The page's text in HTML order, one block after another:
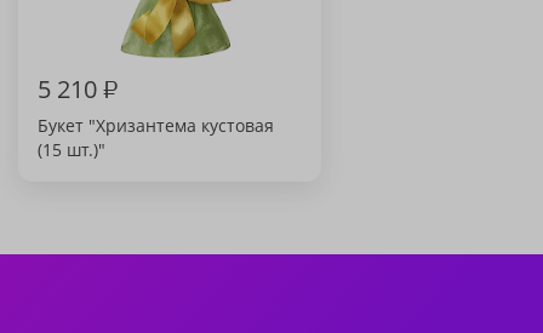
5 210₽
Букет "Хризантема кустовая
(15 шт.)"